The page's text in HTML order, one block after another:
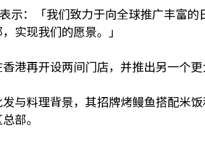
示：「我们致力于向全球推广丰富
实现我们的愿景。」
港再开设两间门店，并推出另一个更
与料理背景，其招牌烤鳗鱼搭配米
部。